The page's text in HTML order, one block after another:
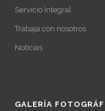
Servicio Integral
Trabaja con nosotros
Noticias
GALERÍA